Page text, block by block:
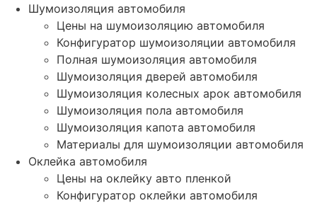
Шумоизоляция автомобиля
Цены на шумоизоляцию автомобиля
Конфигуратор шумоизоляции автомобиля
Полная шумоизоляция автомобиля
Шумоизоляция дверей автомобиля
Шумоизоляция колесных арок автомобиля
Шумоизоляция пола автомобиля
Шумоизоляция капота автомобиля
Материалы для шумоизоляции автомобиля
Оклейка автомобиля
Цены на оклейку авто пленкой
Конфигуратор оклейки автомобиля